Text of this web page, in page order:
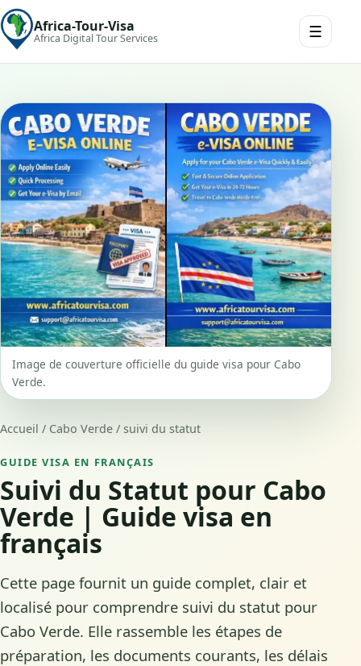
Africa-Tour-Visa
Africa Digital Tour Services ☰
Accueil / Cabo Verde / suivi du statut
GUIDE VISA EN FRANÇAIS
Suivi du Statut pour Cabo
Verde | Guide visa en
français
Cette page fournit un guide complet, clair et
localisé pour comprendre suivi du statut pour
Cabo Verde. Elle rassemble les étapes de
préparation, les documents courants, les délais
Image de couverture officielle du guide visa pour Cabo
Verde.